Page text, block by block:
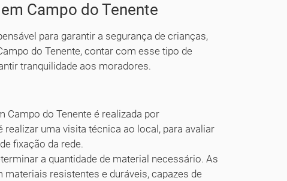
Campo do Tenente
para garantir a segurança de crianças,
do Tenente, contar com esse tipo de
tranquilidade aos moradores.
Campo do Tenente é realizada por
uma visita técnica ao local, para avaliar
fixação da rede.
a quantidade de material necessário. As
resistentes e duráveis, capazes de